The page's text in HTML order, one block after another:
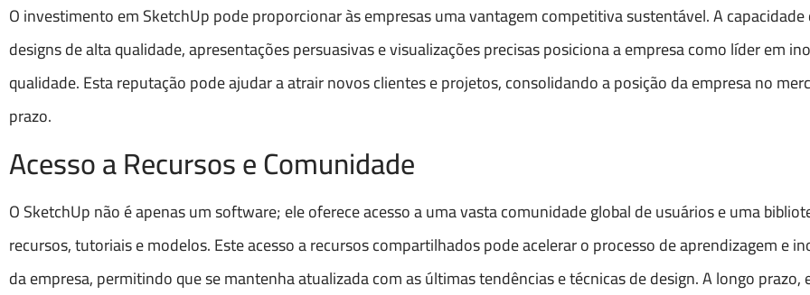
O investimento em SketchUp pode proporcionar às empresas uma vantagem competitiva sustentável. A
designs de alta qualidade, apresentações persuasivas e visualizações precisas posiciona a empresa como líder em
qualidade. Esta reputação pode ajudar a atrair novos clientes e projetos, consolidando a posição da empresa no
prazo.
Acesso a Recursos e Comunidade
O SketchUp não é apenas um software; ele oferece acesso a uma vasta comunidade global de usuários e uma
recursos, tutoriais e modelos. Este acesso a recursos compartilhados pode acelerar o processo de aprendizagem e
da empresa, permitindo que se mantenha atualizada com as últimas tendências e técnicas de design. A longo prazo,